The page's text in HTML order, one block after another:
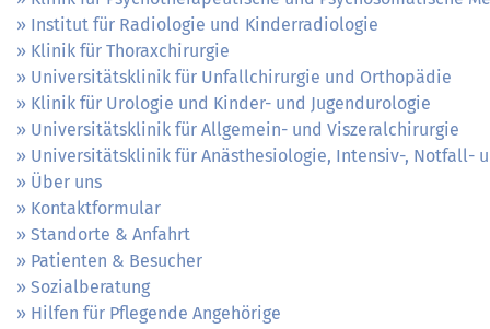
Institut für Radiologie und Kinderradiologie
Klinik für Thoraxchirurgie
Universitätsklinik für Unfallchirurgie und Orthopädie
Klinik für Urologie und Kinder- und Jugendurologie
Universitätsklinik für Allgemein- und Viszeralchirurgie
Universitätsklinik für Anästhesiologie, Intensiv-, Notfall-
Über uns
Kontaktformular
Standorte & Anfahrt
Patienten & Besucher
Sozialberatung
Hilfen für Pflegende Angehörige